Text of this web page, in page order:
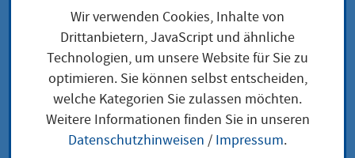
Repair-Café in der Stadtbücherei
Repair-Café in der
Stadtbücherei
Wir verwenden Cookies, Inhalte von
Drittanbietern, JavaScript und ähnliche
Technologien, um unsere Website für Sie zu
optimieren. Sie können selbst entscheiden,
welche Kategorien Sie zulassen möchten.
Weitere Informationen finden Sie in unseren
Datenschutzhinweisen / Impressum.